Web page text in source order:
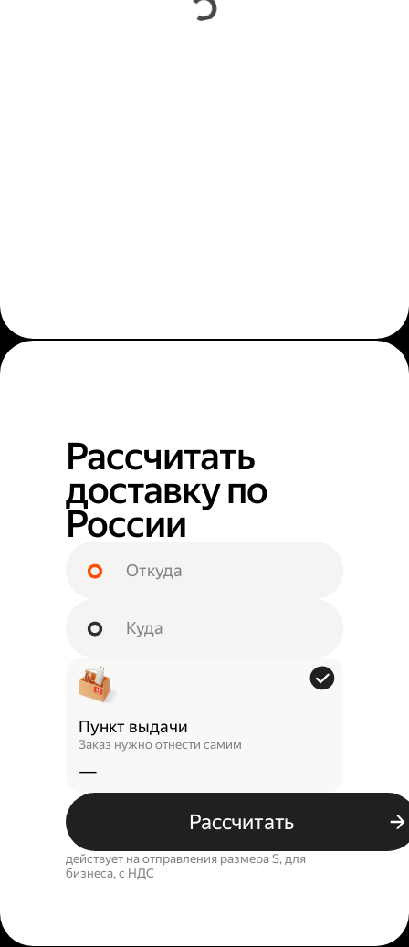
Рассчитать
доставку по
России
Пункт выдачи
Заказ нужно отнести самим
—
Рассчитать
действует на отправления размера S, для
бизнеса, c НДС